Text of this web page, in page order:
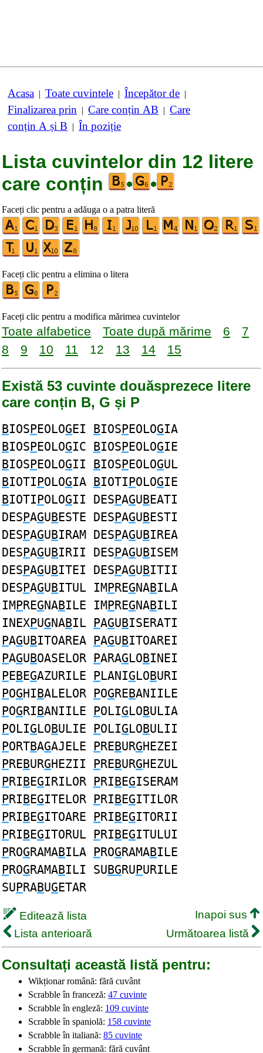
Acasa | Toate cuvintele | Începător de |
Finalizarea prin | Care conțin AB | Care
conțin A și B | În poziție
Lista cuvintelor din 12 litere
care conțin
• •
Faceți clic pentru a adăuga o a patra literă
Faceți clic pentru a elimina o litera
Faceți clic pentru a modifica mărimea cuvintelor
Toate alfabetice Toate după mărime 6
7
8
9 10 11 12 13 14 15
Există 53 cuvinte douăsprezece litere
care conțin B, G și P
BIOSPEOLOGEI BIOSPEOLOGIA
BIOSPEOLOGIC BIOSPEOLOGIE
BIOSPEOLOGII BIOSPEOLOGUL
BIOTIPOLOGIA BIOTIPOLOGIE
BIOTIPOLOGII DESPAGUBEATI
DESPAGUBESTE DESPAGUBESTI
DESPAGUBIRAM DESPAGUBIREA
DESPAGUBIRII DESPAGUBISEM
DESPAGUBITEI DESPAGUBITII
DESPAGUBITUL IMPREGNABILA
IMPREGNABILE IMPREGNABILI
INEXPUGNABIL PAGUBISERATI
PAGUBITOAREA PAGUBITOAREI
PAGUBOASELOR PARAGLOBINEI
PEBEGAZURILE PLANIGLOBURI
POGHIBALELOR POGREBANIILE
POGRIBANIILE POLIGLOBULIA
POLIGLOBULIE POLIGLOBULII
PORTBAGAJELE PREBURGHEZEI
PREBURGHEZII PREBURGHEZUL
PRIBEGIRILOR PRIBEGISERAM
PRIBEGITELOR PRIBEGITILOR
PRIBEGITOARE PRIBEGITORII
PRIBEGITORUL PRIBEGITULUI
PROGRAMABILA PROGRAMABILE
PROGRAMABILI SUBGRUPURILE
SUPRABUGETAR
Editează lista
Inapoi sus
Lista anterioară
Următoarea listă
Consultați această listă pentru:
Wikționar română: fără cuvânt
Scrabble în franceză: 47 cuvinte
Scrabble în engleză: 109 cuvinte
Scrabble în spaniolă: 158 cuvinte
Scrabble în italiană: 85 cuvinte
Scrabble în germană: fără cuvânt